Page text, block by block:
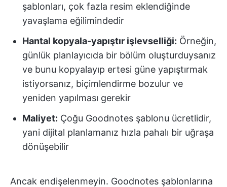
şablonları, çok fazla resim eklendiğinde
yavaşlama eğilimindedir
Hantal kopyala-yapıştır işlevselliği: Örneğin,
günlük planlayıcıda bir bölüm oluşturduysanız
ve bunu kopyalayıp ertesi güne yapıştırmak
istiyorsanız, biçimlendirme bozulur ve
yeniden yapılması gerekir
Maliyet: Çoğu Goodnotes şablonu ücretlidir,
yani dijital planlamanız hızla pahalı bir uğraşa
dönüşebilir
Ancak endişelenmeyin. Goodnotes şablonlarına